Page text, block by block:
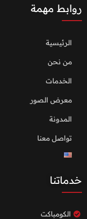
روابط مهمة
الرئيسية
من نحن
الخدمات
معرض الصور
المدونة
تواصل معنا
خدماتنا
الكومباكت